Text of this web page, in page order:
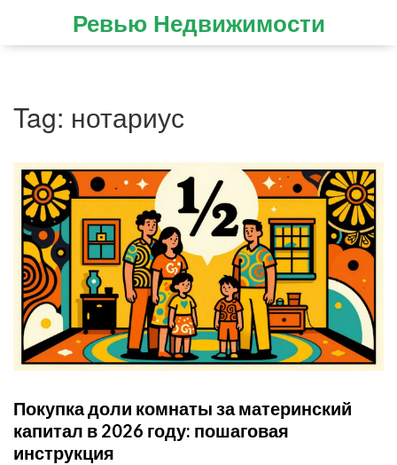
Ревью Недвижимости
Tag: нотариус
Покупка доли комнаты за материнский
капитал в 2026 году: пошаговая
инструкция